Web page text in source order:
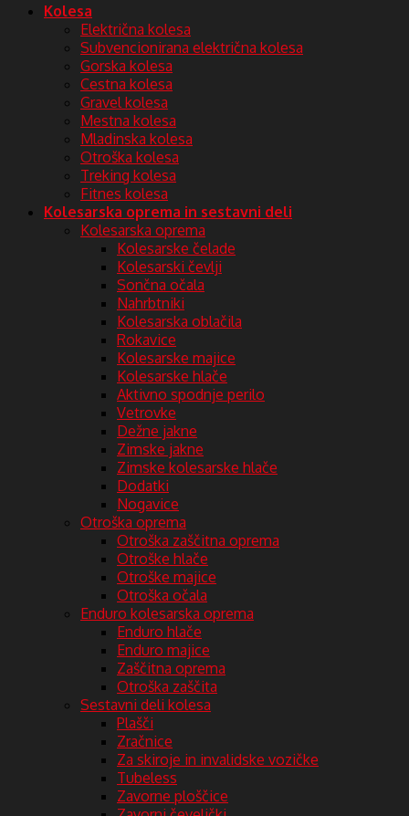
Kolesa
Električna kolesa
Subvencionirana električna kolesa
Gorska kolesa
Cestna kolesa
Gravel kolesa
Mestna kolesa
Mladinska kolesa
Otroška kolesa
Treking kolesa
Fitnes kolesa
Kolesarska oprema in sestavni deli
Kolesarska oprema
Kolesarske čelade
Kolesarski čevlji
Sončna očala
Nahrbtniki
Kolesarska oblačila
Rokavice
Kolesarske majice
Kolesarske hlače
Aktivno spodnje perilo
Vetrovke
Dežne jakne
Zimske jakne
Zimske kolesarske hlače
Dodatki
Nogavice
Otroška oprema
Otroška zaščitna oprema
Otroške hlače
Otroške majice
Otroška očala
Enduro kolesarska oprema
Enduro hlače
Enduro majice
Zaščitna oprema
Otroška zaščita
Sestavni deli kolesa
Plašči
Zračnice
Za skiroje in invalidske vozičke
Tubeless
Zavorne ploščice